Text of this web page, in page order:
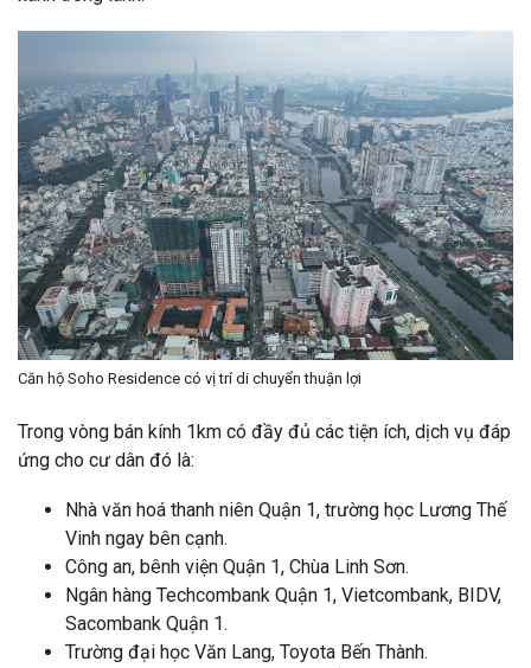
Căn hộ Soho Residence có vị trí di chuyển thuận lợi
Trong vòng bán kính 1km có đầy đủ các tiện ích, dịch vụ đáp
ứng cho cư dân đó là:
Nhà văn hoá thanh niên Quận 1, trường học Lương Thế
Vinh ngay bên cạnh.
Công an, bênh viện Quận 1, Chùa Linh Sơn.
Ngân hàng Techcombank Quận 1, Vietcombank, BIDV,
Sacombank Quận 1.
Trường đại học Văn Lang, Toyota Bến Thành.